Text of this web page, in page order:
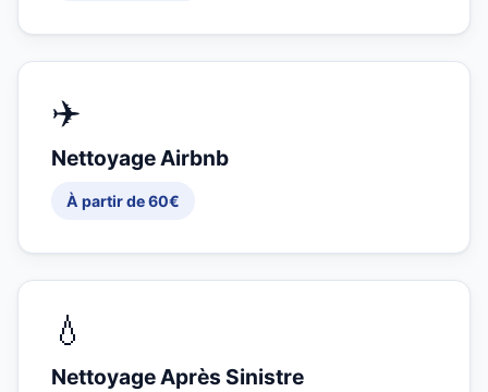
✈️
Nettoyage Airbnb
À partir de 60€
💧
Nettoyage Après Sinistre